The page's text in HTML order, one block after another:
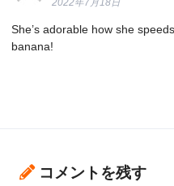
2022年7月18日
She’s adorable how she
banana!
コメントを残す